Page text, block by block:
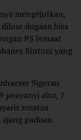
mengejutkan,
dugaan bisa
PS Jemaat
Bintuni yang
Sigerau
penyanyi alto, 7
seratus
paduan